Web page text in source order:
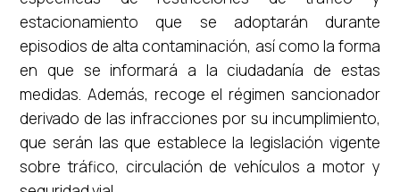
estacionamiento que se adoptarán durante
episodios de alta contaminación, así como la forma
en que se informará a la ciudadanía de estas
medidas. Además, recoge el régimen sancionador
derivado de las infracciones por su incumplimiento,
que serán las que establece la legislación vigente
sobre tráfico, circulación de vehículos a motor y